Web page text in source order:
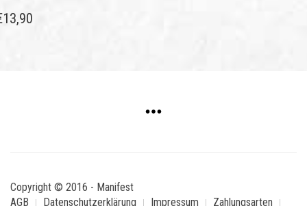
13,90
Copyright © 2016 - Manifest
AGB
Datenschutzerklärung Impressum Zahlungsarten